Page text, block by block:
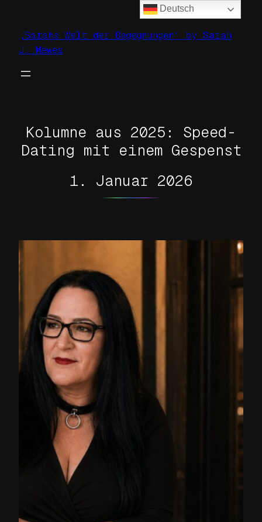
springen
„Sarahs Welt der Begegnungen“ by Sarah
J. Mewes
Kolumne aus 2025: Speed-
Dating mit einem Gespenst
1. Januar 2026
Deutsch